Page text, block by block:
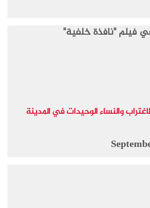
والنساء الوحيدات في المدينة